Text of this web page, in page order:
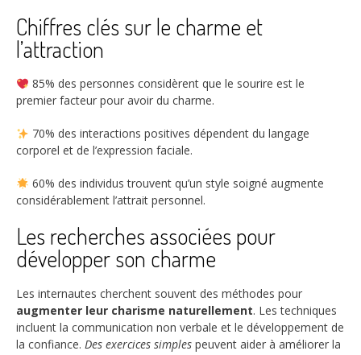
Chiffres clés sur le charme et
l’attraction
85% des personnes considèrent que le sourire est le
premier facteur pour avoir du charme.
70% des interactions positives dépendent du langage
corporel et de l’expression faciale.
60% des individus trouvent qu’un style soigné augmente
considérablement l’attrait personnel.
Les recherches associées pour
développer son charme
Les internautes cherchent souvent des méthodes pour
augmenter leur charisme naturellement. Les techniques
incluent la communication non verbale et le développement de
la confiance. Des exercices simples peuvent aider à améliorer la